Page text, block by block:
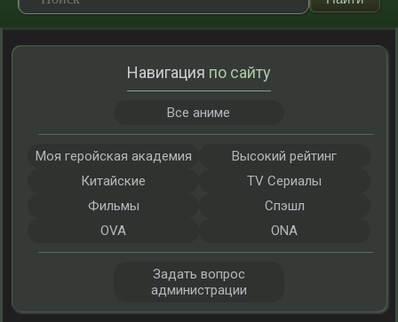
Навигация по сайту
Все аниме
Моя геройская академия
Высокий рейтинг
Китайские
TV Сериалы
Фильмы
Спэшл
OVA
ONA
Задать вопрос
администрации